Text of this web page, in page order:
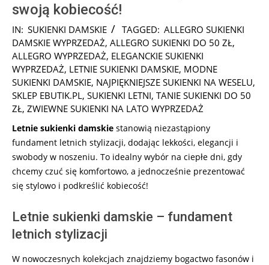
swoją kobiecość!
2026-
05-
03
IN: SUKIENKI DAMSKIE TAGGED: ALLEGRO SUKIENKI
DAMSKIE WYPRZEDAŻ, ALLEGRO SUKIENKI DO 50 ZŁ,
ALLEGRO WYPRZEDAŻ, ELEGANCKIE SUKIENKI
WYPRZEDAŻ, LETNIE SUKIENKI DAMSKIE, MODNE
SUKIENKI DAMSKIE, NAJPIĘKNIEJSZE SUKIENKI NA WESELU,
SKLEP EBUTIK.PL, SUKIENKI LETNI, TANIE SUKIENKI DO 50
ZŁ, ZWIEWNE SUKIENKI NA LATO WYPRZEDAŻ
Letnie sukienki damskie stanowią niezastąpiony
fundament letnich stylizacji, dodając lekkości, elegancji i
swobody w noszeniu. To idealny wybór na ciepłe dni, gdy
chcemy czuć się komfortowo, a jednocześnie prezentować
się stylowo i podkreślić kobiecość!
Letnie sukienki damskie – fundament
letnich stylizacji
W nowoczesnych kolekcjach znajdziemy bogactwo fasonów i